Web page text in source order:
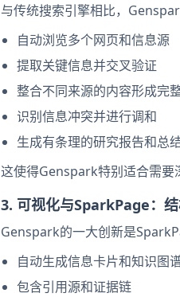
与传统搜索引擎相比，
自动浏览多个网页和信息源
提取关键信息并交叉验证
整合不同来源的内容形成完
识别信息冲突并进行调和
生成有条理的研究报告和总
这使得Genspark特别适合需要
3. 可视化与SparkPage：
Genspark的一大创新是
自动生成信息卡片和知识图
包含引用源和证据链